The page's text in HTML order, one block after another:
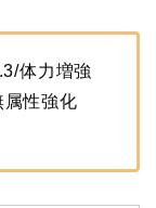
体力増強
性強化